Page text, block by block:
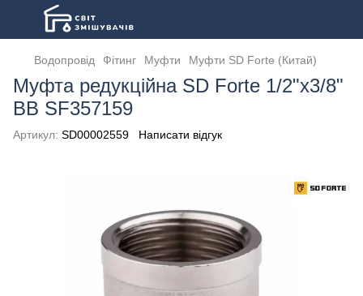
Водопровід Фітинг Муфти Муфти SD Forte (Китай)
Муфта редукційна SD Forte 1/2"х3/8"
ВВ SF357159
Артикул: SD00002559 Написати відгук